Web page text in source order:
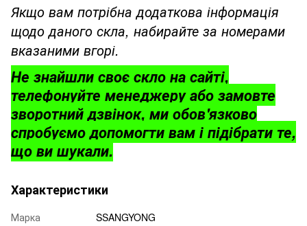
Якщо вам потрібна додаткова інформація
щодо даного скла, набирайте за номерами
вказаними вгорі.
Не знайшли своє скло на сайті,
телефонуйте менеджеру або замовте
зворотний дзвінок, ми обов'язково
спробуємо допомогти вам і підібрати те,
що ви шукали.
Характеристики
Марка
SSANGYONG